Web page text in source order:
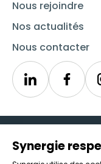
Nous rejoindre
Nos actualités
Nous contacter
Linkedin
Icône d'illustration
Candidats